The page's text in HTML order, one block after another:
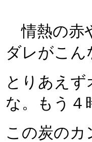
情熱の赤
ダレがこん
とりあえ
な。もう４
この炭のカ